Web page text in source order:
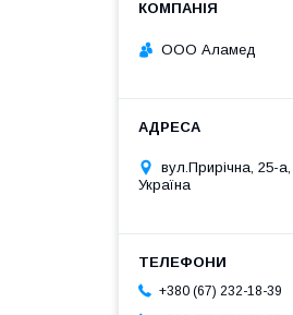
ООО Аламед
вул.Прирічна, 25-а,
Україна
+380 (67) 232-18-39